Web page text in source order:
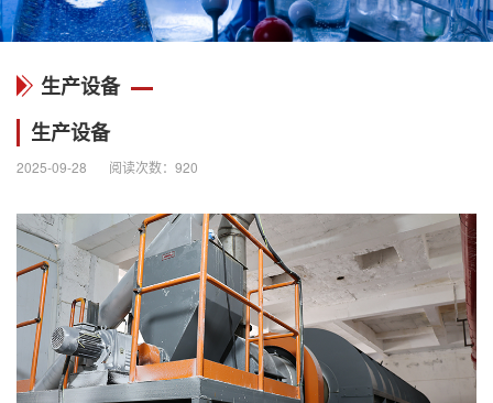
生产设备
生产设备
2025-09-28 阅读次数： 920